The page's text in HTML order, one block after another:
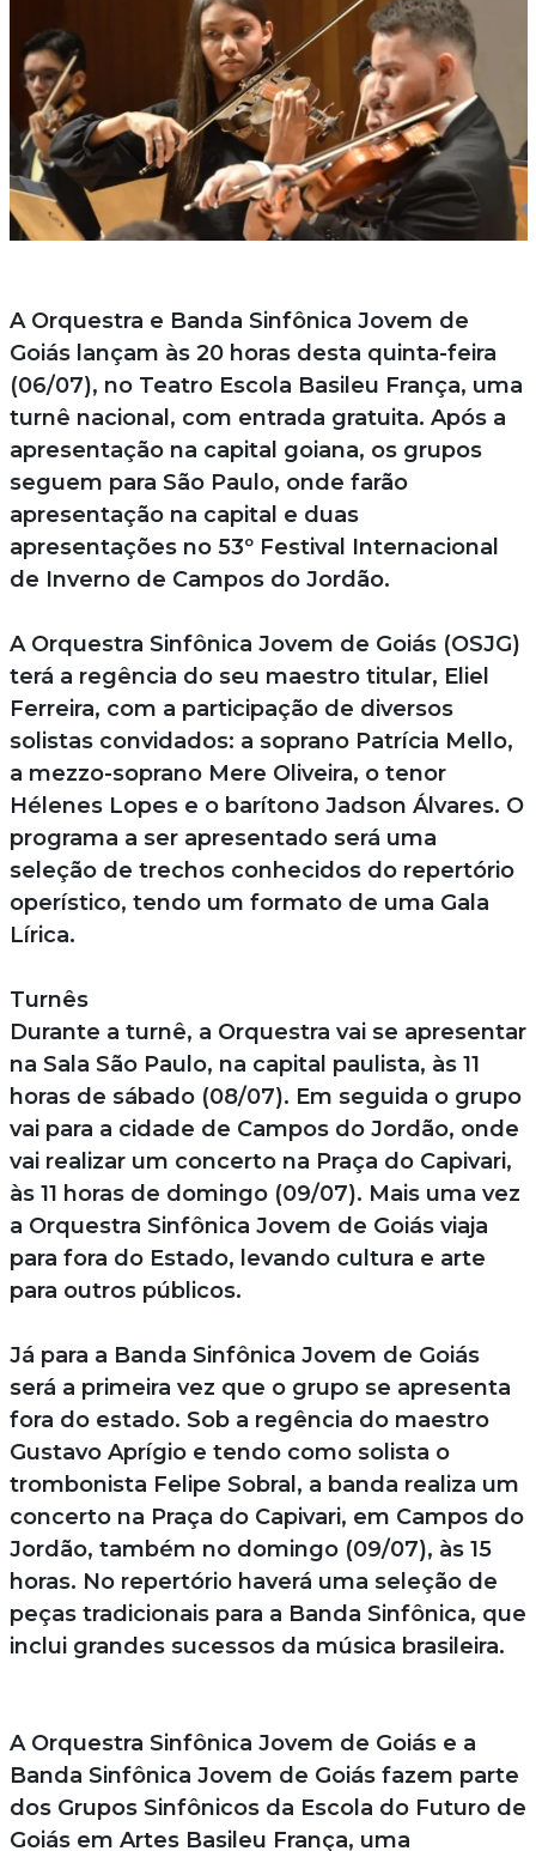
A Orquestra e Banda Sinfônica Jovem de
Goiás lançam às 20 horas desta quinta-feira
(06/07), no Teatro Escola Basileu França, uma
turnê nacional, com entrada gratuita. Após a
apresentação na capital goiana, os grupos
seguem para São Paulo, onde farão
apresentação na capital e duas
apresentações no 53º Festival Internacional
de Inverno de Campos do Jordão.
A Orquestra Sinfônica Jovem de Goiás (OSJG)
terá a regência do seu maestro titular, Eliel
Ferreira, com a participação de diversos
solistas convidados: a soprano Patrícia Mello,
a mezzo-soprano Mere Oliveira, o tenor
Hélenes Lopes e o barítono Jadson Álvares. O
programa a ser apresentado será uma
seleção de trechos conhecidos do repertório
operístico, tendo um formato de uma Gala
Lírica.
Turnês
Durante a turnê, a Orquestra vai se apresentar
na Sala São Paulo, na capital paulista, às 11
horas de sábado (08/07). Em seguida o grupo
vai para a cidade de Campos do Jordão, onde
vai realizar um concerto na Praça do Capivari,
às 11 horas de domingo (09/07). Mais uma vez
a Orquestra Sinfônica Jovem de Goiás viaja
para fora do Estado, levando cultura e arte
para outros públicos.
Já para a Banda Sinfônica Jovem de Goiás
será a primeira vez que o grupo se apresenta
fora do estado. Sob a regência do maestro
Gustavo Aprígio e tendo como solista o
trombonista Felipe Sobral, a banda realiza um
concerto na Praça do Capivari, em Campos do
Jordão, também no domingo (09/07), às 15
horas. No repertório haverá uma seleção de
peças tradicionais para a Banda Sinfônica, que
inclui grandes sucessos da música brasileira.
A Orquestra Sinfônica Jovem de Goiás e a
Banda Sinfônica Jovem de Goiás fazem parte
dos Grupos Sinfônicos da Escola do Futuro de
Goiás em Artes Basileu França, uma